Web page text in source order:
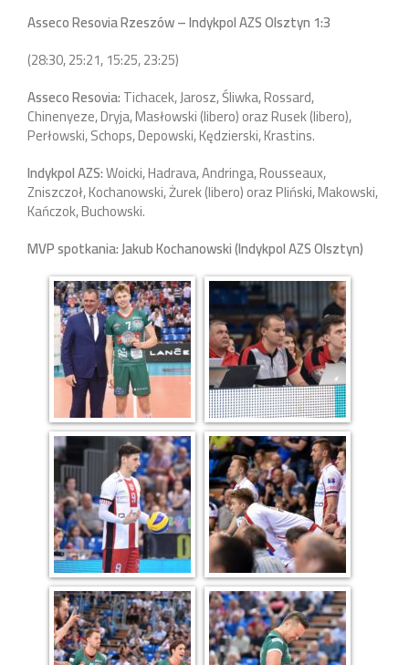
Asseco Resovia Rzeszów – Indykpol AZS Olsztyn 1:3
(28:30, 25:21, 15:25, 23:25)
Asseco Resovia:Tichacek, Jarosz, Śliwka, Rossard,
Chinenyeze, Dryja, Masłowski (libero) oraz Rusek (libero),
Perłowski, Schops, Depowski, Kędzierski, Krastins.
Indykpol AZS:Woicki, Hadrava, Andringa, Rousseaux,
Zniszczoł, Kochanowski, Żurek (libero) oraz Pliński, Makowski,
Kańczok, Buchowski.
MVP spotkania: Jakub Kochanowski (Indykpol AZS Olsztyn)